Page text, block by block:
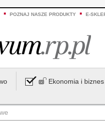
POZNAJ NASZE PRODUKTY E-
Ekonomia i biznes